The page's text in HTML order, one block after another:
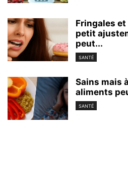
Fringales
petit
peut...
SANTÉ
Sains mais
aliments
SANTÉ